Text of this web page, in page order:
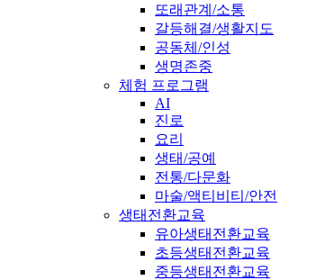
또래관계/소통
갈등해결/생활지도
공동체/인성
생명존중
체험 프로그램
AI
진로
요리
생태/공예
전통/다문화
마술/액티비티/안전
생태전환교육
유아생태전환교육
초등생태전환교육
중등생태전환교육